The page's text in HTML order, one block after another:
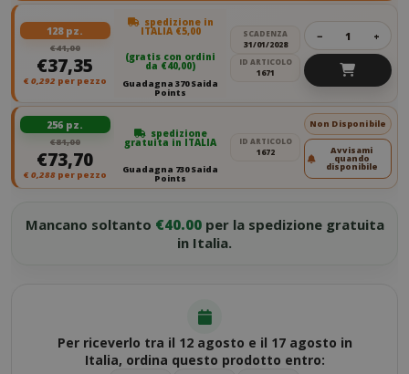
128 pz.
€41,00
€37,35
€ 0,292 per pezzo
spedizione in
ITALIA €5,00
(gratis con ordini
da €40,00)
Guadagna 370 Saida
Points
SCADENZA
31/01/2028
ID ARTICOLO
1671
− +
256 pz.
€81,00
€73,70
€ 0,288per pezzo
spedizione
gratuita in ITALIA
Guadagna 730 Saida
Points
ID ARTICOLO
1672
Non Disponibile
Avvisami
quando
disponibile
Mancano soltanto €40.00per la spedizione gratuita
in Italia.
Per riceverlo tra il 12 agosto e il 17 agosto in
Italia, ordina questo prodotto entro: